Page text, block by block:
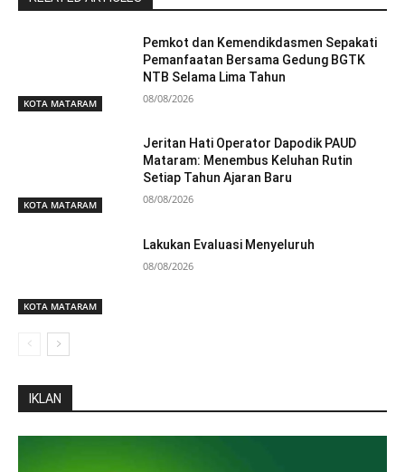
KOTA MATARAM
Pemkot dan Kemendikdasmen Sepakati
Pemanfaatan Bersama Gedung BGTK
NTB Selama Lima Tahun
08/08/2026
KOTA MATARAM
Jeritan Hati Operator Dapodik PAUD
Mataram: Menembus Keluhan Rutin
Setiap Tahun Ajaran Baru
08/08/2026
KOTA MATARAM
Lakukan Evaluasi Menyeluruh
08/08/2026
IKLAN